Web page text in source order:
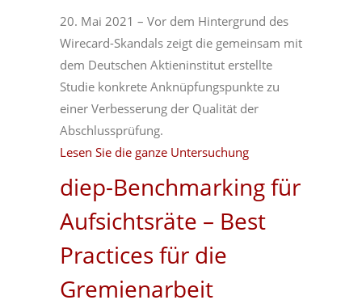
20. Mai 2021 – Vor dem Hintergrund des
Wirecard-Skandals zeigt die gemeinsam mit
dem Deutschen Aktieninstitut erstellte
Studie konkrete Anknüpfungspunkte zu
einer Verbesserung der Qualität der
Abschlussprüfung.
Lesen Sie die ganze Untersuchung
diep-Benchmarking für
Aufsichtsräte – Best
Practices für die
Gremienarbeit